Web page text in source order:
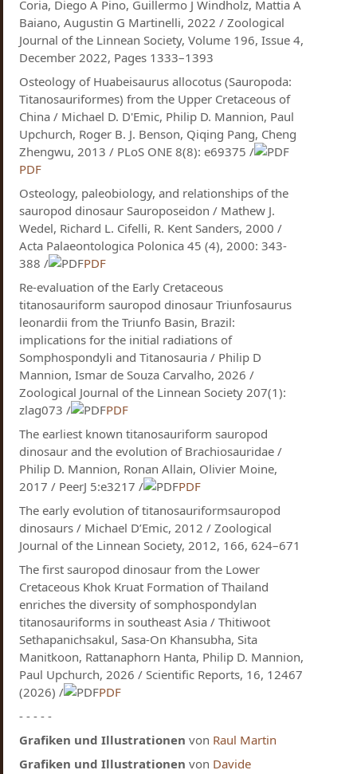
Coria, Diego A Pino, Guillermo J Windholz, Mattia A
Baiano, Augustin G Martinelli, 2022 / Zoological
Journal of the Linnean Society, Volume 196, Issue 4,
December 2022, Pages 1333–1393
Osteology of Huabeisaurus allocotus (Sauropoda:
Titanosauriformes) from the Upper Cretaceous of
China / Michael D. D'Emic, Philip D. Mannion, Paul
Upchurch, Roger B. J. Benson, Qiqing Pang, Cheng
Zhengwu, 2013 / PLoS ONE 8(8): e69375 /
PDF
Osteology, paleobiology, and relationships of the
sauropod dinosaur Sauroposeidon / Mathew J.
Wedel, Richard L. Cifelli, R. Kent Sanders, 2000 /
Acta Palaeontologica Polonica 45 (4), 2000: 343-
388 /
PDF
Re-evaluation of the Early Cretaceous
titanosauriform sauropod dinosaur Triunfosaurus
leonardii from the Triunfo Basin, Brazil:
implications for the initial radiations of
Somphospondyli and Titanosauria / Philip D
Mannion, Ismar de Souza Carvalho, 2026 /
Zoological Journal of the Linnean Society 207(1):
zlag073 /
PDF
The earliest known titanosauriform sauropod
dinosaur and the evolution of Brachiosauridae /
Philip D. Mannion​, Ronan Allain​, Olivier Moine,
2017 / PeerJ 5:e3217 /
PDF
The early evolution of titanosauriformsauropod
dinosaurs / Michael D’Emic, 2012 / Zoological
Journal of the Linnean Society, 2012, 166, 624–671
The first sauropod dinosaur from the Lower
Cretaceous Khok Kruat Formation of Thailand
enriches the diversity of somphospondylan
titanosauriforms in southeast Asia / Thitiwoot
Sethapanichsakul, Sasa-On Khansubha, Sita
Manitkoon, Rattanaphorn Hanta, Philip D. Mannion,
Paul Upchurch, 2026 / Scientific Reports, 16, 12467
(2026) /
PDF
- - - - -
Grafiken und Illustrationen von Raul Martin
Grafiken und Illustrationen von Davide